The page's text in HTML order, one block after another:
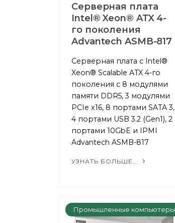
Cерверная плата
Intel® Xeon® ATX 4-
го поколения
Advantech ASMB-817
Серверная плата с Intel®
Xeon® Scalable ATX 4-го
поколения с 8 модулями
памяти DDR5, 3 модулями
PCIe x16, 8 портами SATA 3,
4 портами USB 3.2 (Gen1), 2
портами 10GbE и IPMI
Advantech ASMB-817
УЗНАТЬ БОЛЬШЕ...
Промышленные компьютеры